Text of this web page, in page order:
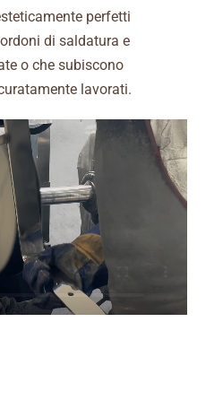
perfetti
di saldatura e
o che subiscono
lavorati.